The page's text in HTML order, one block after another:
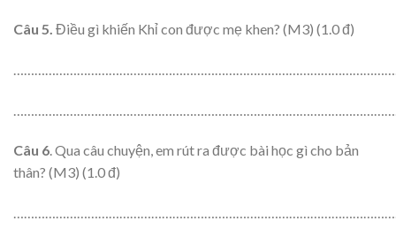
Câu 5. Điều gì khiến Khỉ con được mẹ khen? (M3) (1.0 đ)
Câu 6. Qua câu chuyện, em rút ra được bài học gì cho bản
thân? (M3) (1.0 đ)